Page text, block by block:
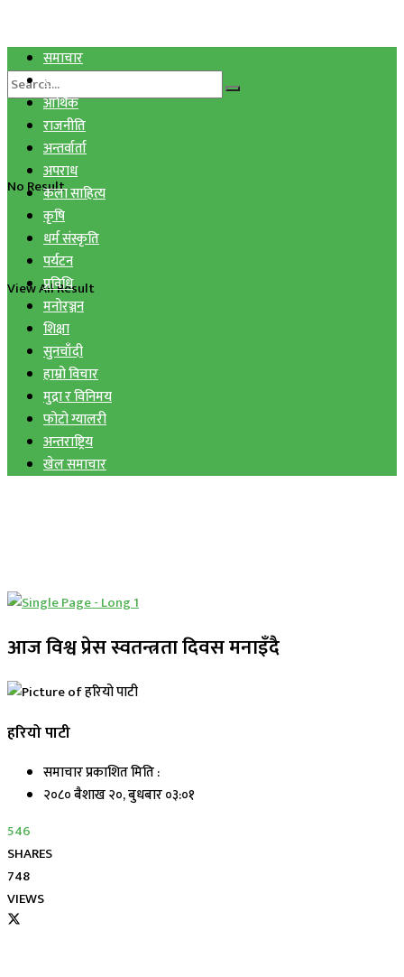
No Result
View All Result
समाचार
स्वास्थ्य
आर्थिक
राजनीति
अन्तर्वार्ता
अपराध
कला साहित्य
कृषि
धर्म संस्कृति
पर्यटन
प्रविधि
मनोरञ्जन
शिक्षा
सुनचाँदी
हाम्रो विचार
मुद्रा र विनिमय
फोटो ग्यालरी
अन्तराष्ट्रिय
खेल समाचार
आज विश्व प्रेस स्वतन्त्रता दिवस मनाइँदै
हरियो पाटी
समाचार प्रकाशित मिति :
२०८० बैशाख २०, बुधबार ०३:०१
546
SHARES
748
VIEWS